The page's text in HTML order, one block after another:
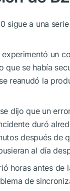
sigue a una
experimentó un
que se había
reanudó la
dijo que un
duró
después de
al día
horas antes de
de